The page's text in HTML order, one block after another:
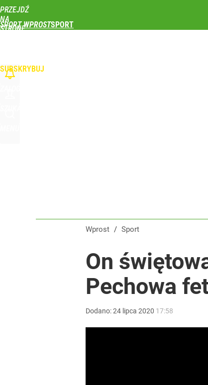
PRZEJDŹ
NA
STRONĘ
SPORT WPROST
SUBSKRYBUJ
Wprost / Sport
On
Pechowa
Dodano:24 lipca 2020 17:58